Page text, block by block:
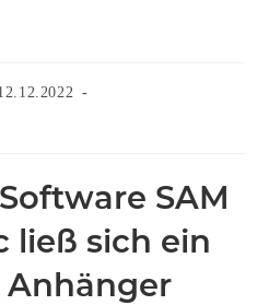
SAM
ließ sich ein